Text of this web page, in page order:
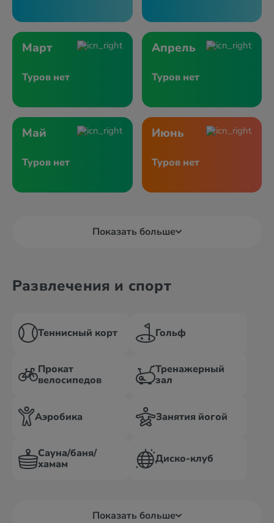
Март
Туров нет
Апрель
Туров нет
Май
Туров нет
Июнь
Туров нет
Показать больше
Развлечения и спорт
Теннисный корт Гольф
Прокат
велосипедов
Тренажерный
зал
Аэробика Занятия йогой
Сауна/баня/
хамам
Диско-клуб
Показать больше